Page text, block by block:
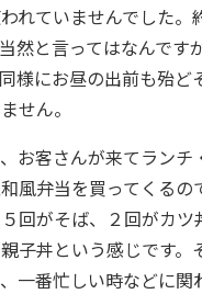
れていませんでした。
然と言ってはなんです
様にお昼の出前も殆ど
せん。
お客さんが来てランチ
風弁当を買ってくるの
回がそば、２回がカツ
子丼という感じです。
一番忙しい時などに関